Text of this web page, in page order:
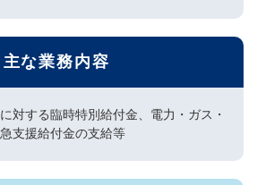
主な業務内容
対する臨時特別給付金、電力・ガス・
支援給付金の支給等